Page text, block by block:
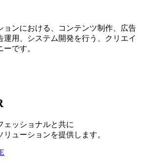
ョンにおける、コンテンツ制作、広告
運用、システム開発を行う、
クリエイ
です。
ェッショナルと共に
ューションを提供します。